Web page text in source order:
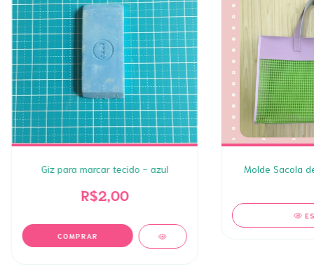
Giz para marcar tecido - azul
R$2,00
Molde Sacola